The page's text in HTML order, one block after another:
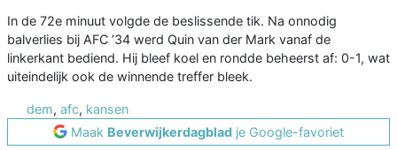
In de 72e minuut volgde de beslissende tik. Na onnodig
balverlies bij AFC ’34 werd Quin van der Mark vanaf de
linkerkant bediend. Hij bleef koel en rondde beheerst af: 0-1, wat
uiteindelijk ook de winnende treffer bleek.
dem, afc, kansen
Maak Beverwijkerdagblad je Google-favoriet